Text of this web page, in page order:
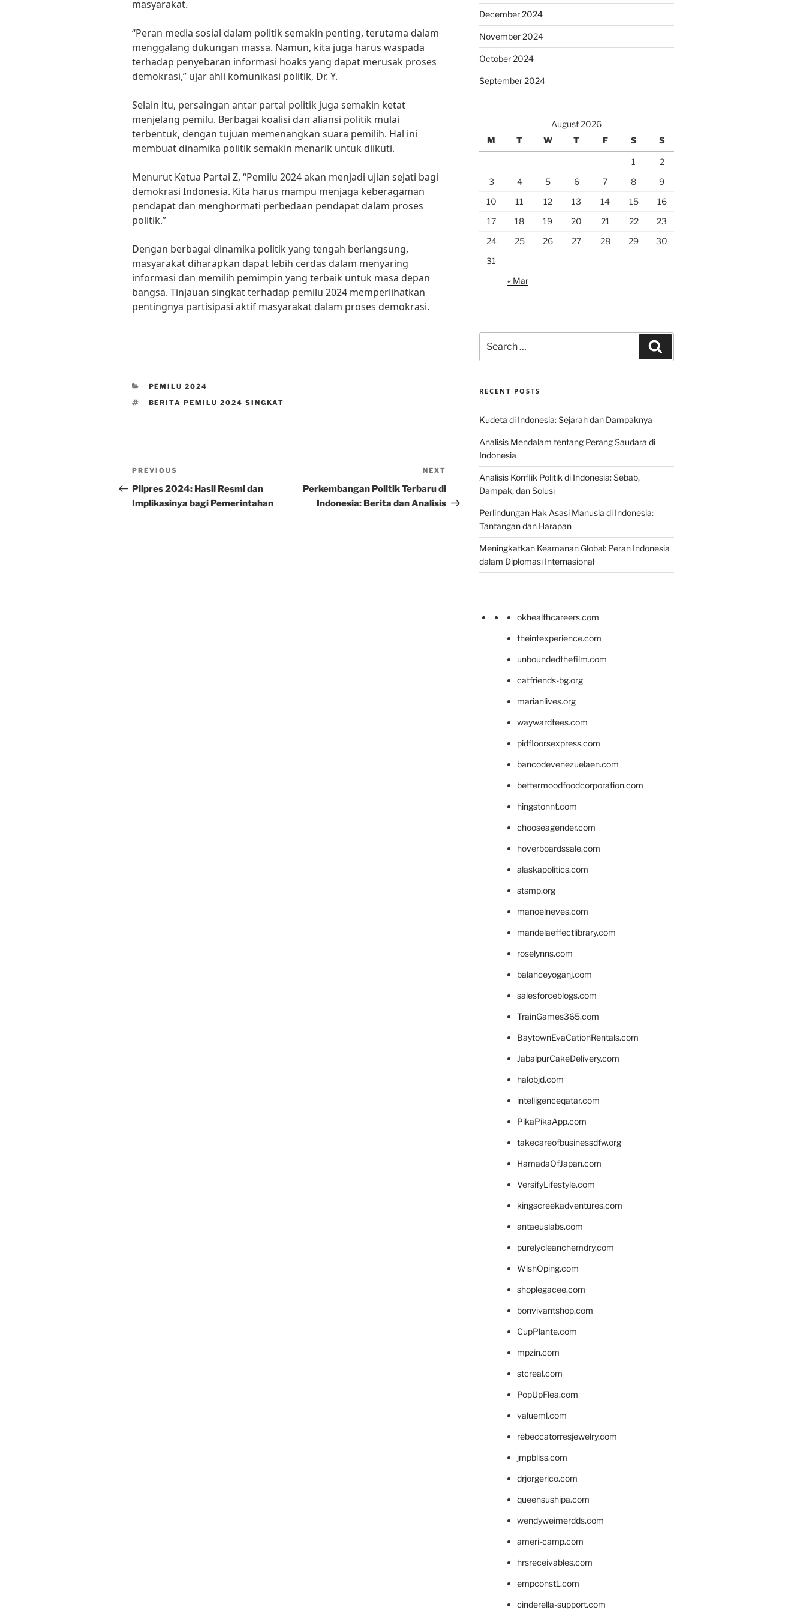
masyarakat.
“Peran media sosial dalam politik semakin penting, terutama dalam
menggalang dukungan massa. Namun, kita juga harus waspada
terhadap penyebaran informasi hoaks yang dapat merusak proses
demokrasi,” ujar ahli komunikasi politik, Dr. Y.
Selain itu, persaingan antar partai politik juga semakin ketat
menjelang pemilu. Berbagai koalisi dan aliansi politik mulai
terbentuk, dengan tujuan memenangkan suara pemilih. Hal ini
membuat dinamika politik semakin menarik untuk diikuti.
Menurut Ketua Partai Z, “Pemilu 2024 akan menjadi ujian sejati bagi
demokrasi Indonesia. Kita harus mampu menjaga keberagaman
pendapat dan menghormati perbedaan pendapat dalam proses
politik.”
Dengan berbagai dinamika politik yang tengah berlangsung,
masyarakat diharapkan dapat lebih cerdas dalam menyaring
informasi dan memilih pemimpin yang terbaik untuk masa depan
bangsa. Tinjauan singkat terhadap pemilu 2024 memperlihatkan
pentingnya partisipasi aktif masyarakat dalam proses demokrasi.
CATEGORIES
PEMILU 2024
TAGS
BERITA PEMILU 2024 SINGKAT
Post
navigation
Previous
Post
PREVIOUS
Pilpres 2024: Hasil Resmi dan
Implikasinya bagi Pemerintahan
Post
NEXT
Perkembangan Politik Terbaru di
Indonesia: Berita dan Analisis
December 2024
November 2024
October 2024
September 2024
August 2026
M
T W T F S S
1
2
3
4 5 6 7 8
9
10
11 12 13 14 15
16
17
18 19 20 21 22
23
24
25 26 27 28 29
30
31
« Mar
for:
RECENT POSTS
Kudeta di Indonesia: Sejarah dan Dampaknya
Analisis Mendalam tentang Perang Saudara di
Indonesia
Analisis Konflik Politik di Indonesia: Sebab,
Dampak, dan Solusi
Perlindungan Hak Asasi Manusia di Indonesia:
Tantangan dan Harapan
Meningkatkan Keamanan Global: Peran Indonesia
dalam Diplomasi Internasional
okhealthcareers.com
theintexperience.com
unboundedthefilm.com
catfriends-bg.org
marianlives.org
waywardtees.com
pidfloorsexpress.com
bancodevenezuelaen.com
bettermoodfoodcorporation.com
hingstonnt.com
chooseagender.com
hoverboardssale.com
alaskapolitics.com
stsmp.org
manoelneves.com
mandelaeffectlibrary.com
roselynns.com
balanceyoganj.com
salesforceblogs.com
TrainGames365.com
BaytownEvaCationRentals.com
JabalpurCakeDelivery.com
halobjd.com
intelligenceqatar.com
PikaPikaApp.com
takecareofbusinessdfw.org
HamadaOfJapan.com
VersifyLifestyle.com
kingscreekadventures.com
antaeuslabs.com
purelycleanchemdry.com
WishOping.com
shoplegacee.com
bonvivantshop.com
CupPlante.com
mpzin.com
stcreal.com
PopUpFlea.com
valueml.com
rebeccatorresjewelry.com
jmpbliss.com
drjorgerico.com
queensushipa.com
wendyweimerdds.com
ameri-camp.com
hrsreceivables.com
empconst1.com
cinderella-support.com